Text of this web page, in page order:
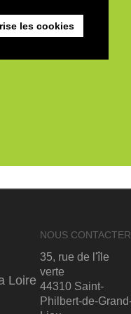
les cookies
Loire
NOUS CONTACTER
35, rue de l'île
verte
44310 Saint-
Philbert-de-